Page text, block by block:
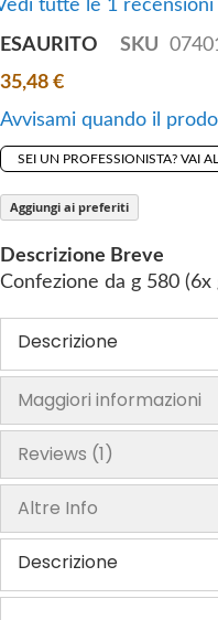
o
f
h
e
m
g
e
s
a
l
tutte le 1 recensioni
ESAURITO SKU
35,48 €
Avvisami quando il
SEI UN PROFESSIONISTA? VAI
Aggiungi ai preferiti
Descrizione Breve
Confezione da g 580 (6x
Descrizione
Maggiori informazioni
Reviews 1
Altre Info
Descrizione